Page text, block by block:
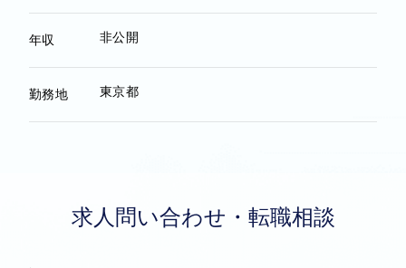
年収 非公開
勤務地 東京都
求人問い合わせ・転職相談